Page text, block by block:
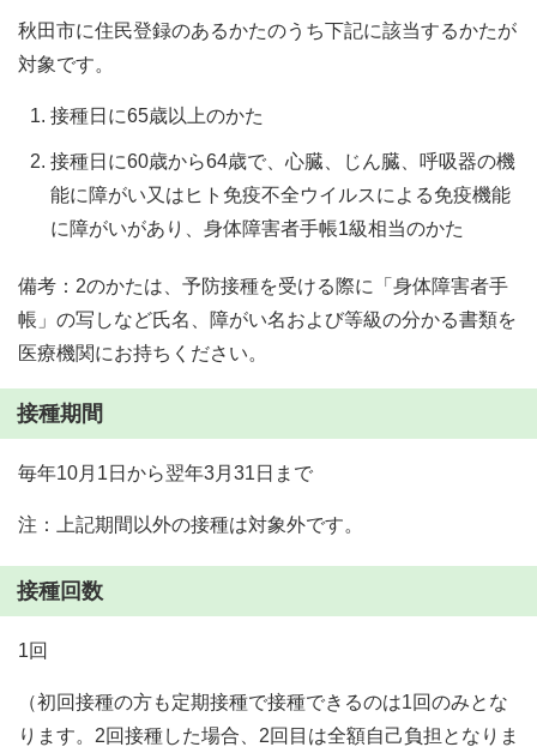
秋田市に住民登録のあるかたのうち下記に該当するかたが
対象です。
接種日に65歳以上のかた
接種日に60歳から64歳で、心臓、じん臓、呼吸器の機
能に障がい又はヒト免疫不全ウイルスによる免疫機能
に障がいがあり、身体障害者手帳1級相当のかた
備考：2のかたは、予防接種を受ける際に「身体障害者手
帳」の写しなど氏名、障がい名および等級の分かる書類を
医療機関にお持ちください。
接種期間
毎年10月1日から翌年3月31日まで
注：上記期間以外の接種は対象外です。
接種回数
1回
（初回接種の方も定期接種で接種できるのは1回のみとな
ります。2回接種した場合、2回目は全額自己負担となりま